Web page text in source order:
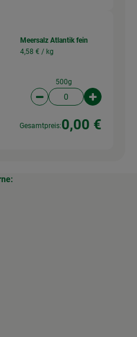
Meersalz Atlantik fein
4,58 € / kg
500g
Artikelanzahl
Gesamtpreis:0,00 €